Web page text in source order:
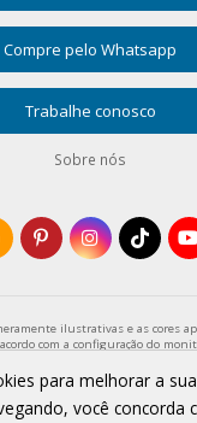
Compre pelo Whatsapp
Trabalhe conosco
Sobre nós
ilustrativas e as cores
com a configuração do
preços apresentados são válidos
aviso prévio. Vendas sujeitas a
dados.
para melhorar a
você concorda